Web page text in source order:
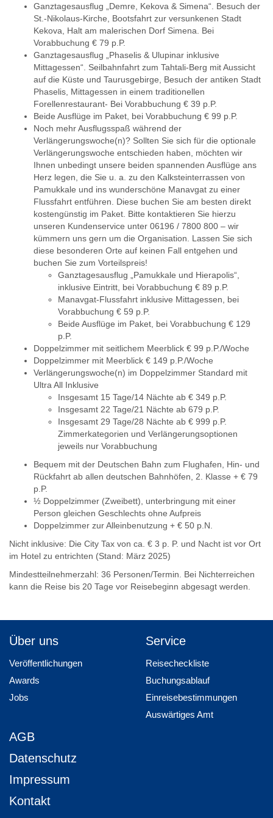
Ganztagesausflug „Demre, Kekova & Simena“. Besuch der
St.-Nikolaus-Kirche, Bootsfahrt zur versunkenen Stadt
Kekova, Halt am malerischen Dorf Simena. Bei
Vorabbuchung € 79 p.P.
Ganztagesausflug „Phaselis & Ulupinar inklusive
Mittagessen“. Seilbahnfahrt zum Tahtali-Berg mit Aussicht
auf die Küste und Taurusgebirge, Besuch der antiken Stadt
Phaselis, Mittagessen in einem traditionellen
Forellenrestaurant- Bei Vorabbuchung € 39 p.P.
Beide Ausflüge im Paket, bei Vorabbuchung € 99 p.P.
Noch mehr Ausflugsspaß während der
Verlängerungswoche(n)? Sollten Sie sich für die optionale
Verlängerungswoche entschieden haben, möchten wir
Ihnen unbedingt unsere beiden spannenden Ausflüge ans
Herz legen, die Sie u. a. zu den Kalksteinterrassen von
Pamukkale und ins wunderschöne Manavgat zu einer
Flussfahrt entführen. Diese buchen Sie am besten direkt
kostengünstig im Paket. Bitte kontaktieren Sie hierzu
unseren Kundenservice unter 06196 / 7800 800 – wir
kümmern uns gern um die Organisation. Lassen Sie sich
diese besonderen Orte auf keinen Fall entgehen und
buchen Sie zum Vorteilspreis!
Ganztagesausflug „Pamukkale und Hierapolis“,
inklusive Eintritt, bei Vorabbuchung € 89 p.P.
Manavgat-Flussfahrt inklusive Mittagessen, bei
Vorabbuchung € 59 p.P.
Beide Ausflüge im Paket, bei Vorabbuchung € 129
p.P.
Doppelzimmer mit seitlichem Meerblick € 99 p.P./Woche
Doppelzimmer mit Meerblick € 149 p.P./Woche
Verlängerungswoche(n) im Doppelzimmer Standard mit
Ultra All Inklusive
Insgesamt 15 Tage/14 Nächte ab € 349 p.P.
Insgesamt 22 Tage/21 Nächte ab 679 p.P.
Insgesamt 29 Tage/28 Nächte ab € 999 p.P.
Zimmerkategorien und Verlängerungsoptionen
jeweils nur Vorabbuchung
Bequem mit der Deutschen Bahn zum Flughafen, Hin- und
Rückfahrt ab allen deutschen Bahnhöfen, 2. Klasse + € 79
p.P.
½ Doppelzimmer (Zweibett), unterbringung mit einer
Person gleichen Geschlechts ohne Aufpreis
Doppelzimmer zur Alleinbenutzung + € 50 p.N.
Nicht inklusive: Die City Tax von ca. € 3 p. P. und Nacht ist vor Ort
im Hotel zu entrichten (Stand: März 2025)
Mindestteilnehmerzahl: 36 Personen/Termin. Bei Nichterreichen
kann die Reise bis 20 Tage vor Reisebeginn abgesagt werden.
Über uns
Veröffentlichungen
Awards
Jobs
Service
Reisecheckliste
Buchungsablauf
Einreisebestimmungen
Auswärtiges Amt
AGB
Datenschutz
Impressum
Kontakt